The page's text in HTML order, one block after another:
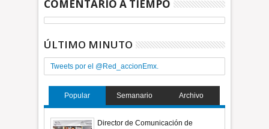
COMENTARIO A TIEMPO
ÚLTIMO MINUTO
Tweets por el @Red_accionEmx.
Popular Semanario Archivo
Director de Comunicación de